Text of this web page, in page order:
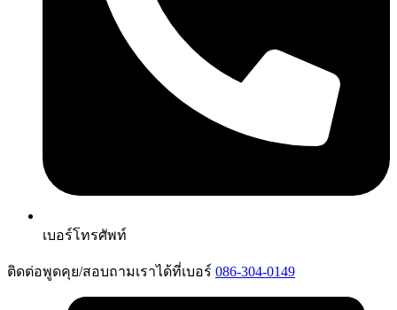
เบอร์โทรศัพท์
ติดต่อพูดคุย/สอบถามเราได้ที่เบอร์ 086-304-0149